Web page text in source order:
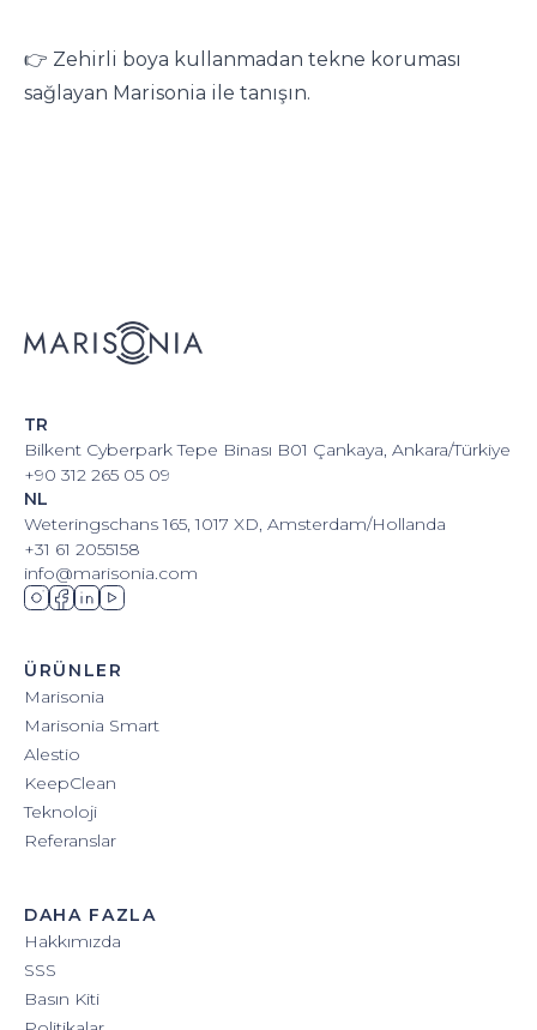
👉 Zehirli boya kullanmadan tekne koruması
sağlayan Marisonia ile tanışın.
TR
Bilkent Cyberpark Tepe Binası B01 Çankaya, Ankara/Türkiye
+90 312 265 05 09
NL
Weteringschans 165, 1017 XD, Amsterdam/Hollanda
+31 61 2055158
info@marisonia.com
ÜRÜNLER
Marisonia
Marisonia Smart
Alestio
KeepClean
Teknoloji
Referanslar
DAHA FAZLA
Hakkımızda
SSS
Basın Kiti